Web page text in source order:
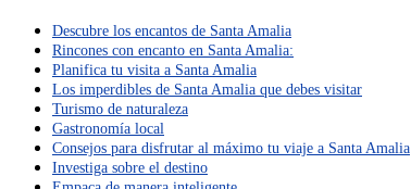
Descubre los encantos de Santa Amalia
Rincones con encanto en Santa Amalia:
Planifica tu visita a Santa Amalia
Los imperdibles de Santa Amalia que debes visitar
Turismo de naturaleza
Gastronomía local
Consejos para disfrutar al máximo tu viaje a Santa Amalia
Investiga sobre el destino